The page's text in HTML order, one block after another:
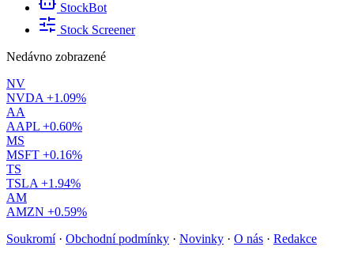
StockBot
Stock Screener
Nedávno zobrazené
NV
NVDA +1.09%
AA
AAPL +0.60%
MS
MSFT +0.16%
TS
TSLA +1.94%
AM
AMZN +0.59%
Soukromí · Obchodní podmínky · Novinky · O nás · Redakce